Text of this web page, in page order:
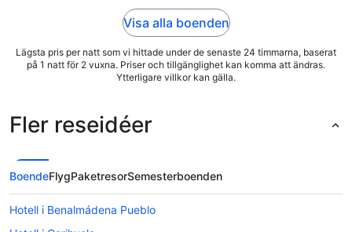
Visa alla boenden
Lägsta pris per natt som vi hittade under de senaste 24 timmarna, baserat
på 1 natt för 2 vuxna. Priser och tillgänglighet kan komma att ändras.
Ytterligare villkor kan gälla.
Fler reseidéer
BoendeFlygPaketresorSemesterboenden
Hotell i Benalmádena Pueblo